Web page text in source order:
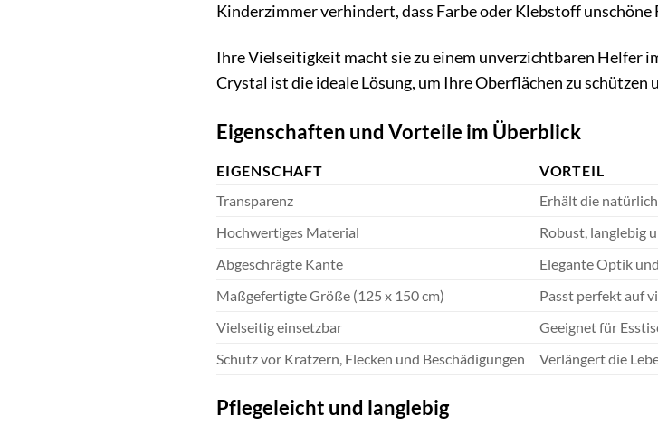
Kinderzimmer verhindert, dass Farbe oder Klebstoff unschöne
Ihre Vielseitigkeit macht sie zu einem unverzichtbaren Helfer
Crystal ist die ideale Lösung, um Ihre Oberflächen zu
Eigenschaften und Vorteile im Überblick
EIGENSCHAFT
VORTEIL
Transparenz
Erhält die
Hochwertiges Material
Robust, langlebig
Abgeschrägte Kante
Elegante Optik
Maßgefertigte Größe (125 x 150 cm)
Passt perfekt auf
Vielseitig einsetzbar
Geeignet für
Schutz vor Kratzern, Flecken und Beschädigungen
Verlängert die
Pflegeleicht und langlebig